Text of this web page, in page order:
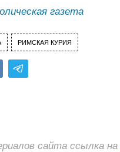
газета
РИМСКАЯ КУРИЯ
сайта ссылка на